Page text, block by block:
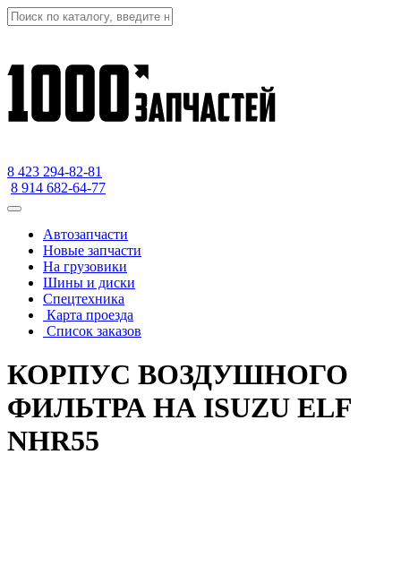
8 423 294-82-81
8 914 682-64-77
Автозапчасти
Новые запчасти
На грузовики
Шины и диски
Спецтехника
Карта проезда
Список заказов
КОРПУС ВОЗДУШНОГО
ФИЛЬТРА НА ISUZU ELF
NHR55